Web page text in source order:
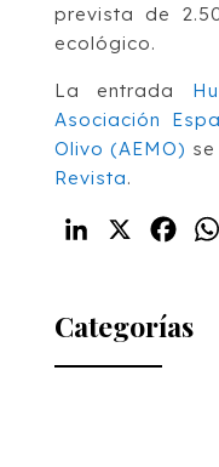
prevista de
ecológico.
La entrada
Asociación
Olivo (AEMO)
Revista.
LinkedIn
Categorías